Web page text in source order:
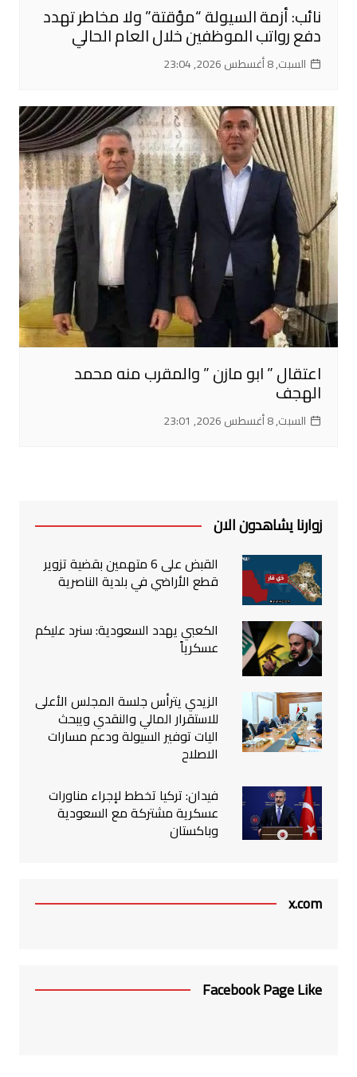
نائب: أزمة السيولة “مؤقتة” ولا مخاطر تهدد
دفع رواتب الموظفين خلال العام الحالي
السبت, 8 أغسطس 2026, 23:04
اعتقال ” ابو مازن ” والمقرب منه محمد
الهجف
السبت, 8 أغسطس 2026, 23:01
زوارنا يشاهدون الان
القبض على 6 متهمين بقضية تزوير
قطع الأراضي في بلدية الناصرية
الكعبي يهدد السعودية: سنرد عليكم
عسكرياً
الزيدي يترأس جلسة المجلس الأعلى
للاستقرار المالي والنقدي ويبحث
اليات توفير السيولة ودعم مسارات
الاصلاح
فيدان: تركيا تخطط لإجراء مناورات
عسكرية مشتركة مع السعودية
وباكستان
x.com
Facebook Page Like